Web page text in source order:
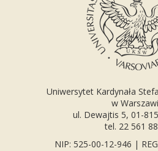
Uniwersytet Kardynała
w
ul. Dewajtis 5, 01-
tel. 22 561
NIP: 525-00-12-946 |